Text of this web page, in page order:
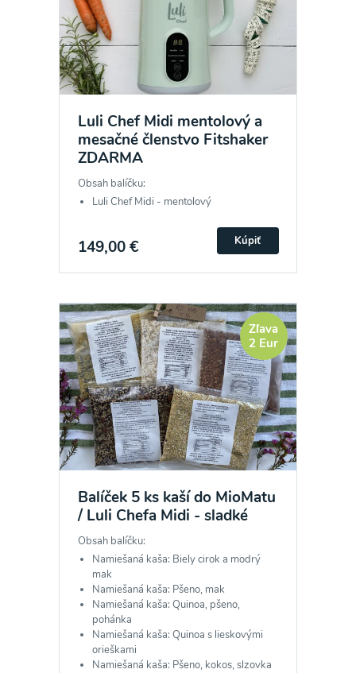
Luli Chef Midi mentolový a
mesačné členstvo Fitshaker
ZDARMA
Obsah balíčku:
Luli Chef Midi - mentolový
149,00 € Kúpiť
Zľava
2 Eur
Balíček 5 ks kaší do MioMatu
/ Luli Chefa Midi - sladké
Obsah balíčku:
Namiešaná kaša: Biely cirok a modrý
mak
Namiešaná kaša: Pšeno, mak
Namiešaná kaša: Quinoa, pšeno,
pohánka
Namiešaná kaša: Quinoa s lieskovými
orieškami
Namiešaná kaša: Pšeno, kokos, slzovka